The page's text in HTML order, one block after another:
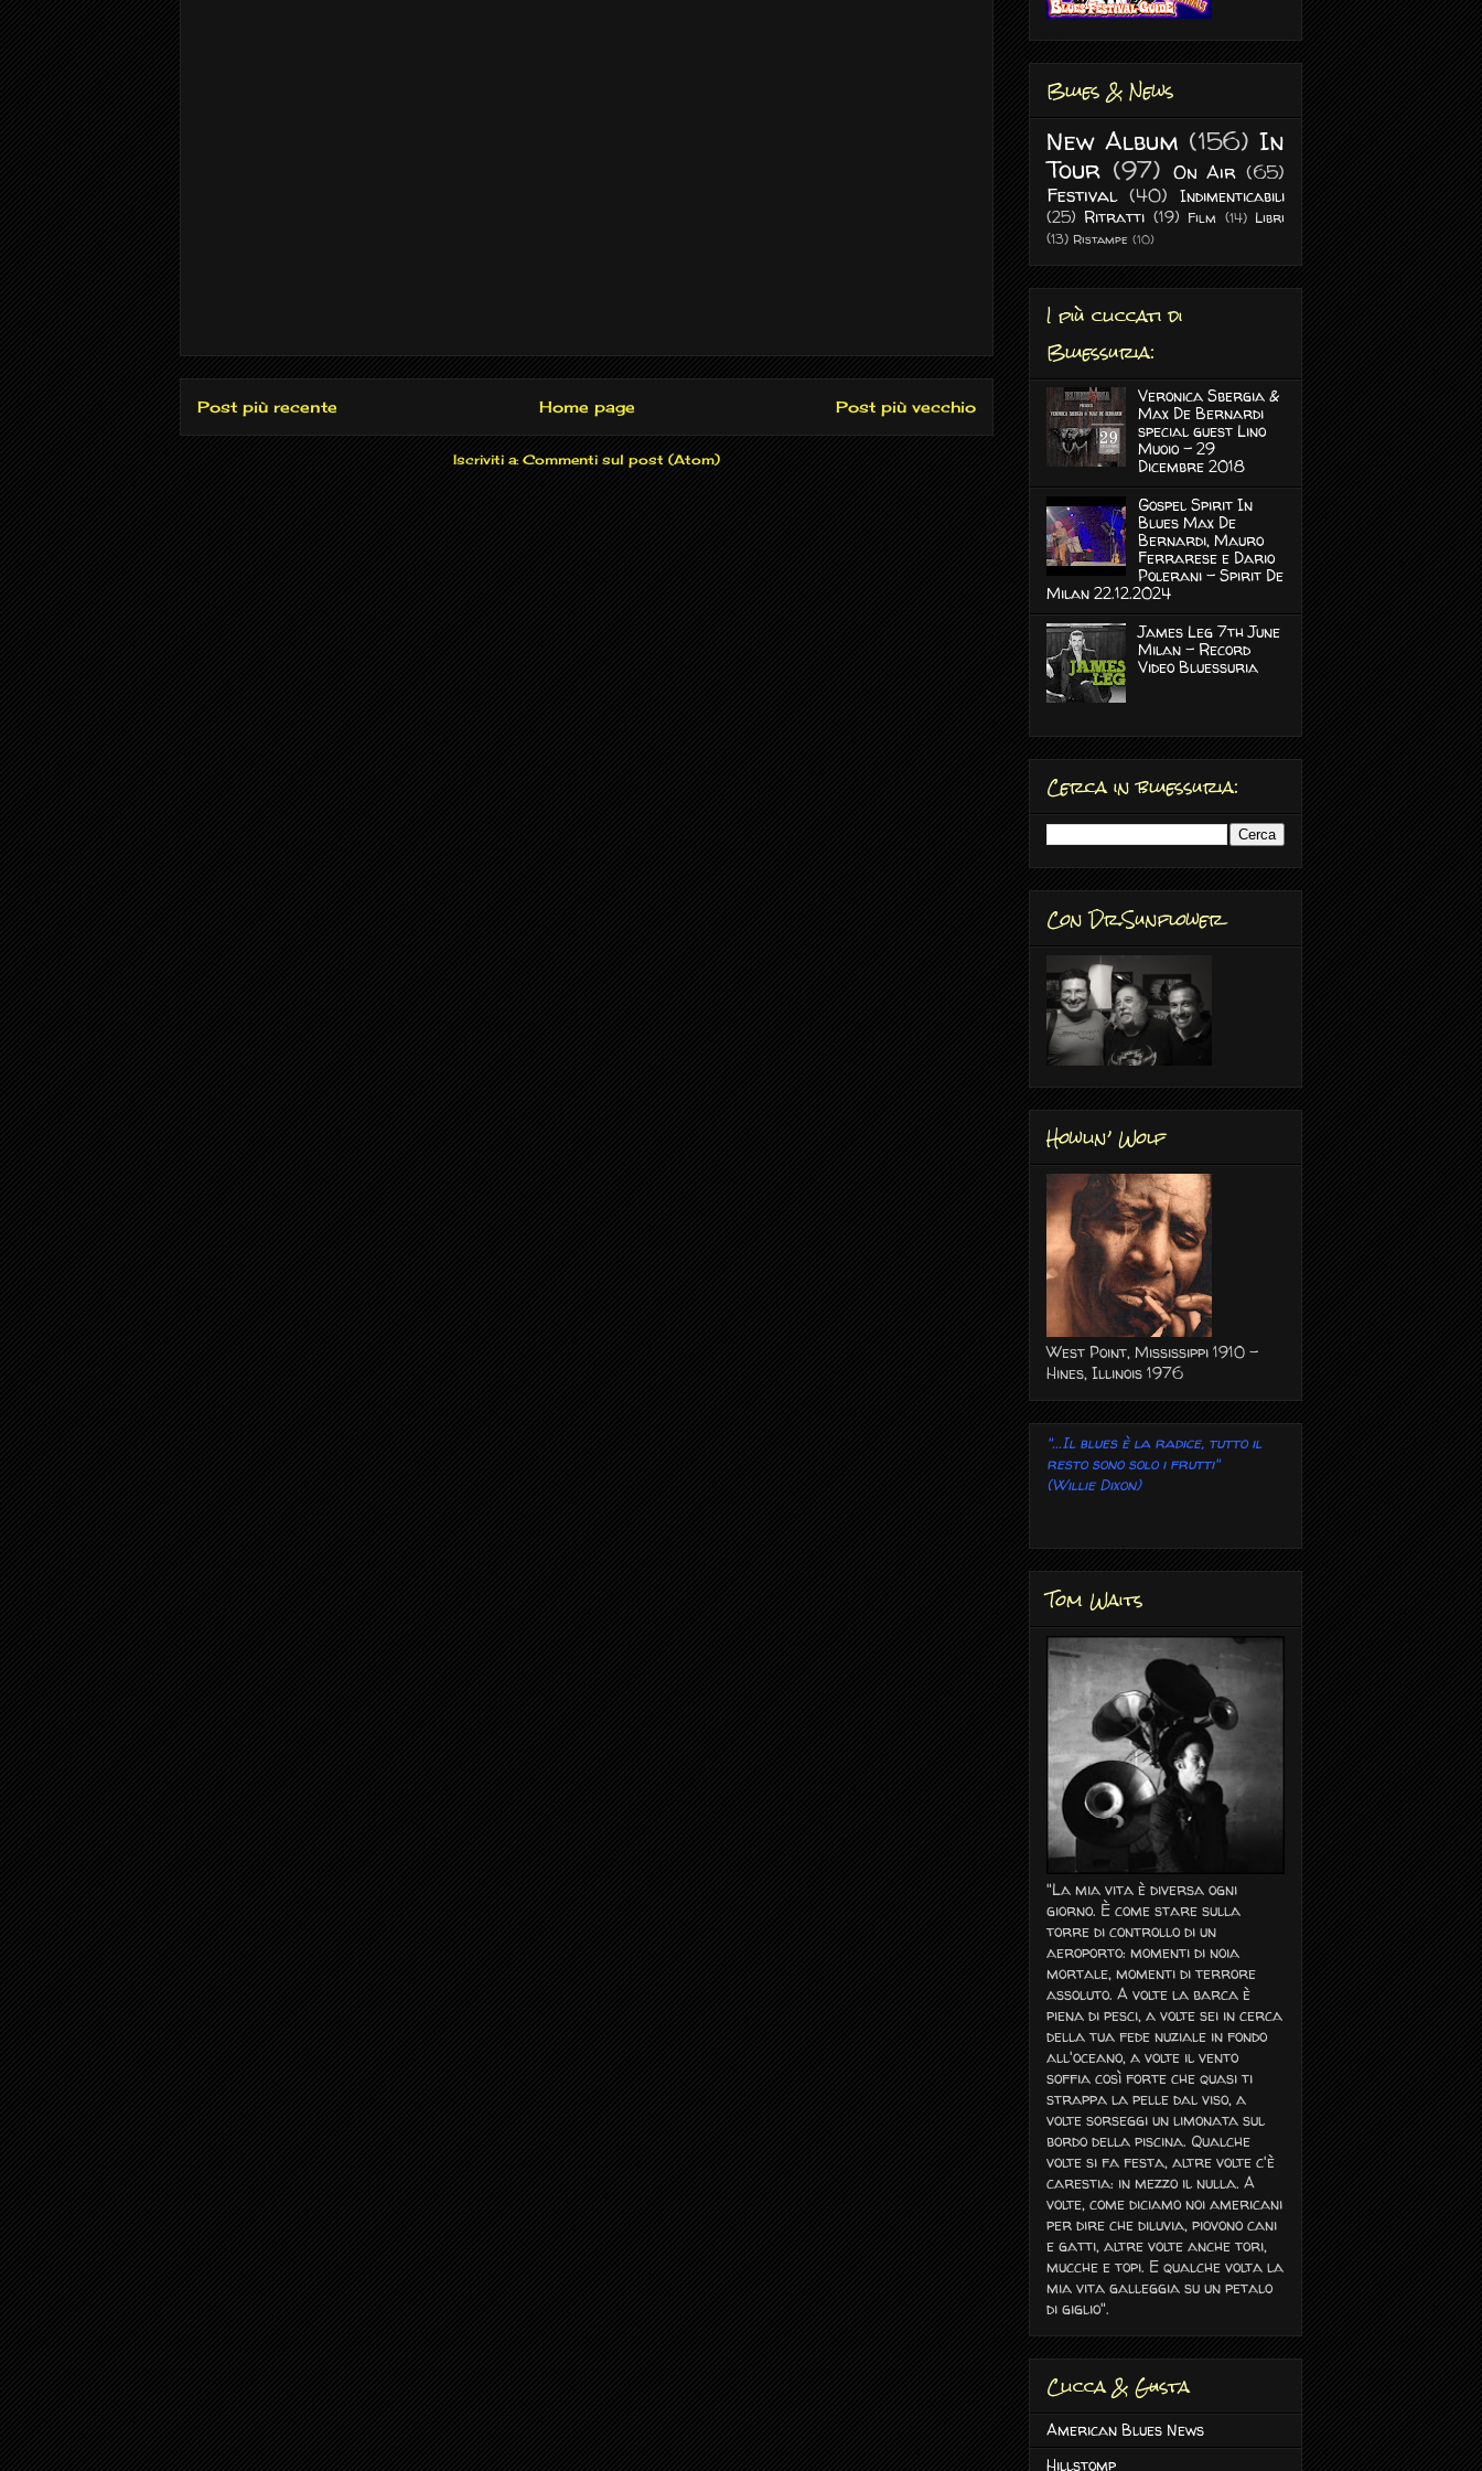
Post più recente Post più vecchio
Home page
Iscriviti a: Commenti sul post (Atom)
Blues & News
New Album (156) In
Tour (97) On Air (65)
Festival (40)
Indimenticabili
(25) Ritratti (19) Film (14) Libri
(13) Ristampe (10)
I più cliccati di
Bluessuria:
Veronica Sbergia &
Max De Bernardi
special guest Lino
Muoio - 29
Dicembre 2018
Gospel Spirit In
Blues Max De
Bernardi, Mauro
Ferrarese e Dario
Polerani - Spirit De
Milan 22.12.2024
James Leg 7th June
Milan - Record
Video Bluessuria
Cerca in bluessuria:
Con Dr.Sunflower
Howlin’ Wolf
West Point, Mississippi 1910 -
Hines, Illinois 1976
"...Il blues è la radice, tutto il
resto sono solo i frutti"
(Willie Dixon)
Tom Waits
"La mia vita è diversa ogni
giorno. È come stare sulla
torre di controllo di un
aeroporto: momenti di noia
mortale, momenti di terrore
assoluto. A volte la barca è
piena di pesci, a volte sei in cerca
della tua fede nuziale in fondo
all'oceano, a volte il vento
soffia così forte che quasi ti
strappa la pelle dal viso, a
volte sorseggi un limonata sul
bordo della piscina. Qualche
volte si fa festa, altre volte c'è
carestia: in mezzo il nulla. A
volte, come diciamo noi americani
per dire che diluvia, piovono cani
e gatti, altre volte anche tori,
mucche e topi. E qualche volta la
mia vita galleggia su un petalo
di giglio".
Clicca & Gusta
American Blues News
Hillstomp